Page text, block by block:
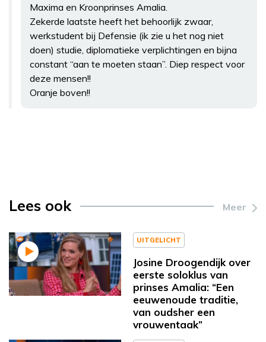
Maxima en Kroonprinses Amalia.
Zekerde laatste heeft het behoorlijk zwaar,
werkstudent bij Defensie (ik zie u het nog niet
doen) studie, diplomatieke verplichtingen en bijna
constant “aan te moeten staan”. Diep respect voor
deze mensen!!
Oranje boven!!
Lees ook Meer
UITGELICHT
Josine Droogendijk over
eerste soloklus van
prinses Amalia: “Een
eeuwenoude traditie,
van oudsher een
vrouwentaak”